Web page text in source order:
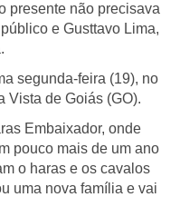
presente não precisava
e Gusttavo Lima,
segunda-feira (19), no
Vista de Goiás (GO).
Embaixador, onde
pouco mais de um ano
o haras e os cavalos
uma nova família e vai